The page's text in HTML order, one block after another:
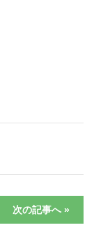
次の記事へ »